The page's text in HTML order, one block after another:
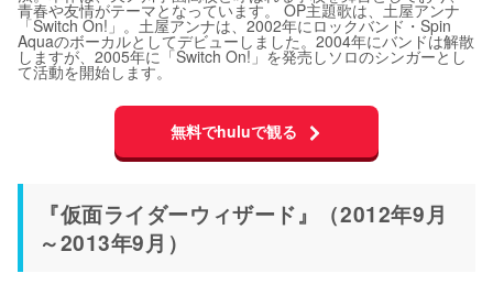
青春や友情がテーマとなっています。 OP主題歌は、土屋アンナ
「Switch On!」。土屋アンナは、2002年にロックバンド・Spin
Aquaのボーカルとしてデビューしました。2004年にバンドは解散
しますが、2005年に「Switch On!」を発売しソロのシンガーとし
て活動を開始します。
無料でhuluで観る
『仮面ライダーウィザード』（2012年9月
～2013年9月）